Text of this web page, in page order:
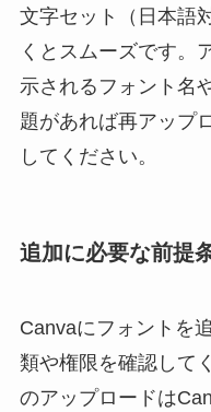
文字セット（日本語
くとスムーズです。
示されるフォント名
題があれば再アップ
してください。
追加に必要な前提
Canvaにフォントを
類や権限を確認して
のアップロードは